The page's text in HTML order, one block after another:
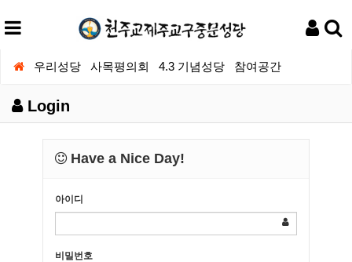
우리성당 사목평의회 4.3 기념성당 참여공간
Login
Have a Nice Day!
아이디
비밀번호